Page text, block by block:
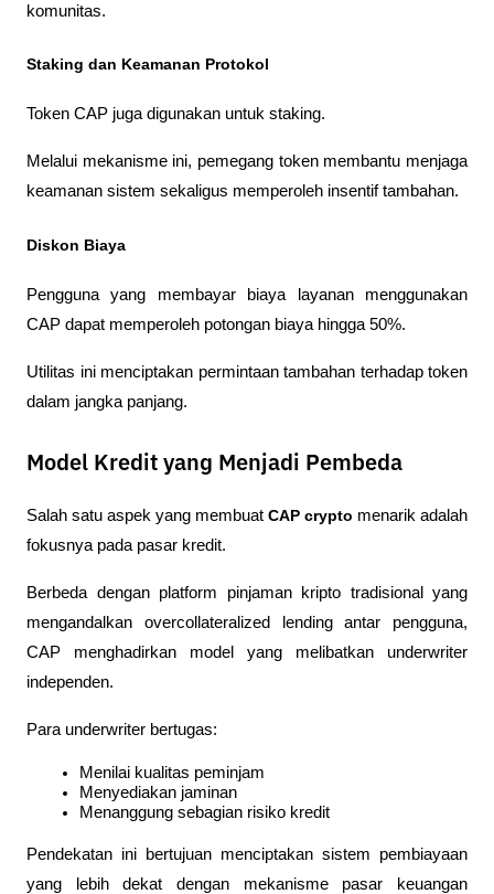
komunitas.
Staking dan Keamanan Protokol
Token CAP juga digunakan untuk staking.
Melalui mekanisme ini, pemegang token membantu menjaga
keamanan sistem sekaligus memperoleh insentif tambahan.
Diskon Biaya
Pengguna yang membayar biaya layanan menggunakan
CAP dapat memperoleh potongan biaya hingga 50%.
Utilitas ini menciptakan permintaan tambahan terhadap token
dalam jangka panjang.
Model Kredit yang Menjadi Pembeda
Salah satu aspek yang membuat CAP crypto menarik adalah
fokusnya pada pasar kredit.
Berbeda dengan platform pinjaman kripto tradisional yang
mengandalkan overcollateralized lending antar pengguna,
CAP menghadirkan model yang melibatkan underwriter
independen.
Para underwriter bertugas:
Menilai kualitas peminjam
Menyediakan jaminan
Menanggung sebagian risiko kredit
Pendekatan ini bertujuan menciptakan sistem pembiayaan
yang lebih dekat dengan mekanisme pasar keuangan